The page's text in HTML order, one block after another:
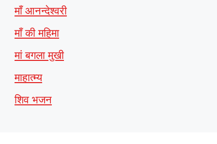
माँ आनन्देश्वरी
माँ की महिमा
मां बगला मुखी
माहात्म्य
शिव भजन